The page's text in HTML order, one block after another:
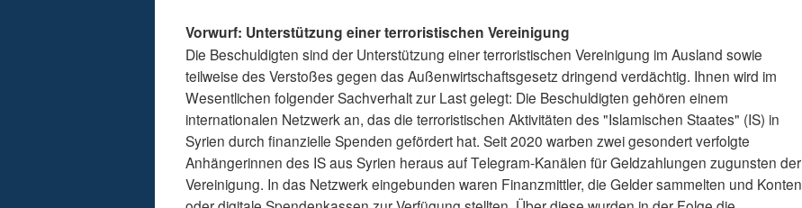
Vorwurf: Unterstützung einer terroristischen Vereinigung
Die Beschuldigten sind der Unterstützung einer terroristischen Vereinigung im Ausland sowie
teilweise des Verstoßes gegen das Außenwirtschaftsgesetz dringend verdächtig. Ihnen wird im
Wesentlichen folgender Sachverhalt zur Last gelegt: Die Beschuldigten gehören einem
internationalen Netzwerk an, das die terroristischen Aktivitäten des "Islamischen Staates" (IS) in
Syrien durch finanzielle Spenden gefördert hat. Seit 2020 warben zwei gesondert verfolgte
Anhängerinnen des IS aus Syrien heraus auf Telegram-Kanälen für Geldzahlungen zugunsten der
Vereinigung. In das Netzwerk eingebunden waren Finanzmittler, die Gelder sammelten und Konten